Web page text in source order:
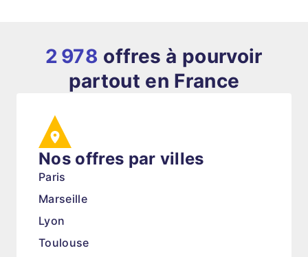
2 978 offres à pourvoir
partout en France
Nos offres par villes
Paris
Marseille
Lyon
Toulouse